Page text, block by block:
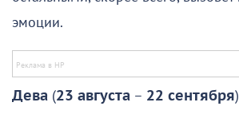
эмоции.
Дева (23 августа – 22 сентября)